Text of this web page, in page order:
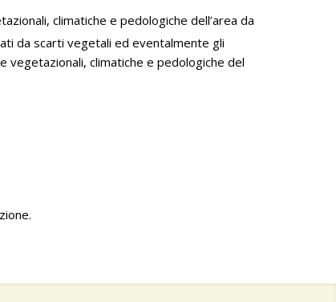
climatiche e pedologiche dell’area da
da scarti vegetali ed eventalmente gli
climatiche e pedologiche del